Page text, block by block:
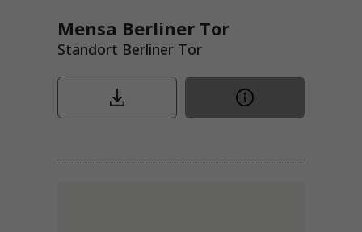
Mensa Berliner Tor
Standort Berliner Tor